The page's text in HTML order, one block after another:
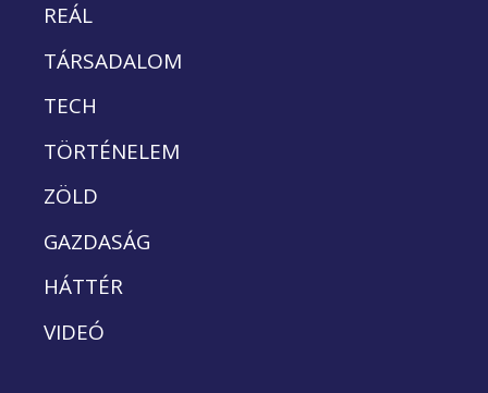
REÁL
TÁRSADALOM
TECH
TÖRTÉNELEM
ZÖLD
GAZDASÁG
HÁTTÉR
VIDEÓ